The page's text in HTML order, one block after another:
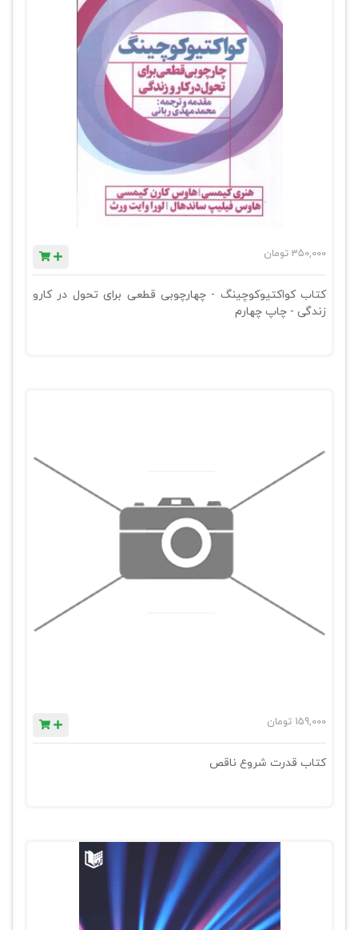
350,000 تومان
کتاب کواکتیوکوچینگ - چهارچوبی قطعی برای تحول در کارو
زندگی - چاپ چهارم
159,000 تومان
کتاب قدرت شروع ناقص